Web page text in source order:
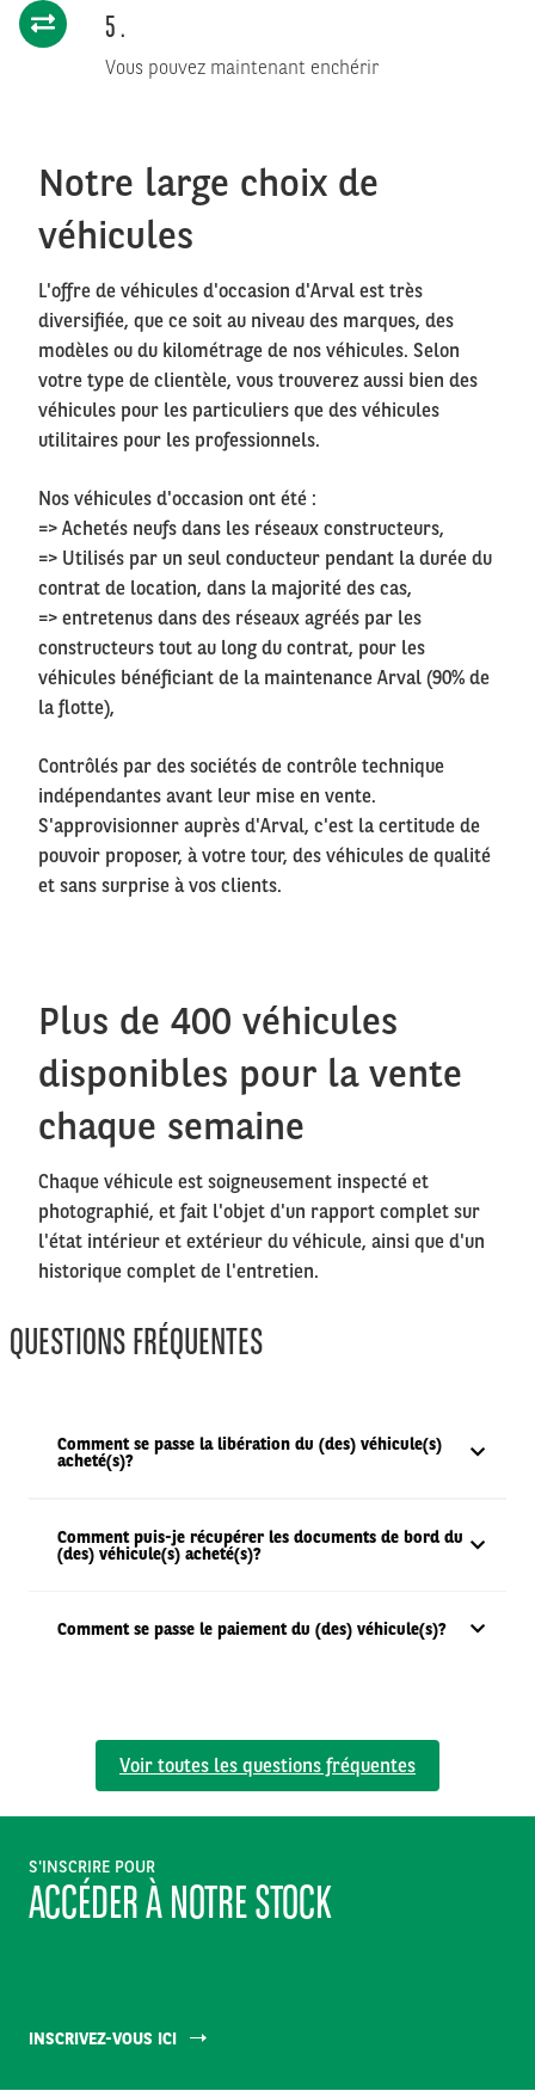
5
Vous pouvez maintenant enchérir
Notre large choix de
véhicules
L'offre de véhicules d'occasion d'Arval est très
diversifiée, que ce soit au niveau des marques, des
modèles ou du kilométrage de nos véhicules. Selon
votre type de clientèle, vous trouverez aussi bien des
véhicules pour les particuliers que des véhicules
utilitaires pour les professionnels.
Nos véhicules d'occasion ont été :
=> Achetés neufs dans les réseaux constructeurs,
=> Utilisés par un seul conducteur pendant la durée du
contrat de location, dans la majorité des cas,
=> entretenus dans des réseaux agréés par les
constructeurs tout au long du contrat, pour les
véhicules bénéficiant de la maintenance Arval (90% de
la flotte),
Contrôlés par des sociétés de contrôle technique
indépendantes avant leur mise en vente.
S'approvisionner auprès d'Arval, c'est la certitude de
pouvoir proposer, à votre tour, des véhicules de qualité
et sans surprise à vos clients.
Plus de 400 véhicules
disponibles pour la vente
chaque semaine
Chaque véhicule est soigneusement inspecté et
photographié, et fait l'objet d'un rapport complet sur
l'état intérieur et extérieur du véhicule, ainsi que d'un
historique complet de l'entretien.
QUESTIONS FRÉQUENTES
Comment se passe la libération du (des) véhicule(s)
acheté(s)?
Comment puis-je récupérer les documents de bord du
(des) véhicule(s) acheté(s)?
Comment se passe le paiement du (des) véhicule(s)?
Voir toutes les questions fréquentes
S'INSCRIRE POUR
ACCÉDER À NOTRE STOCK
INSCRIVEZ-VOUS ICI